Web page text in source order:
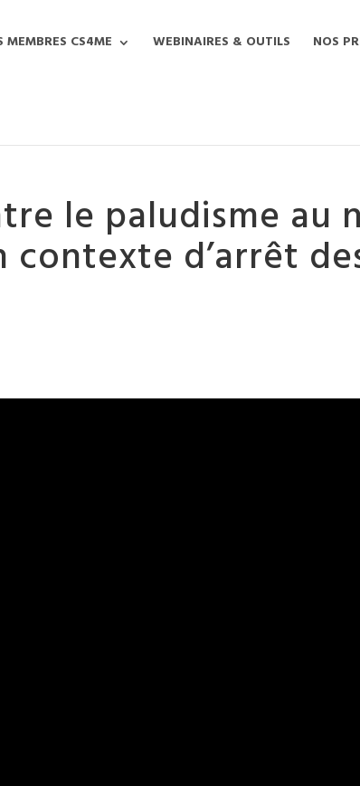
MEMBRES CS4ME WEBINAIRES & OUTILS NOS
le paludisme au
d’arrêt